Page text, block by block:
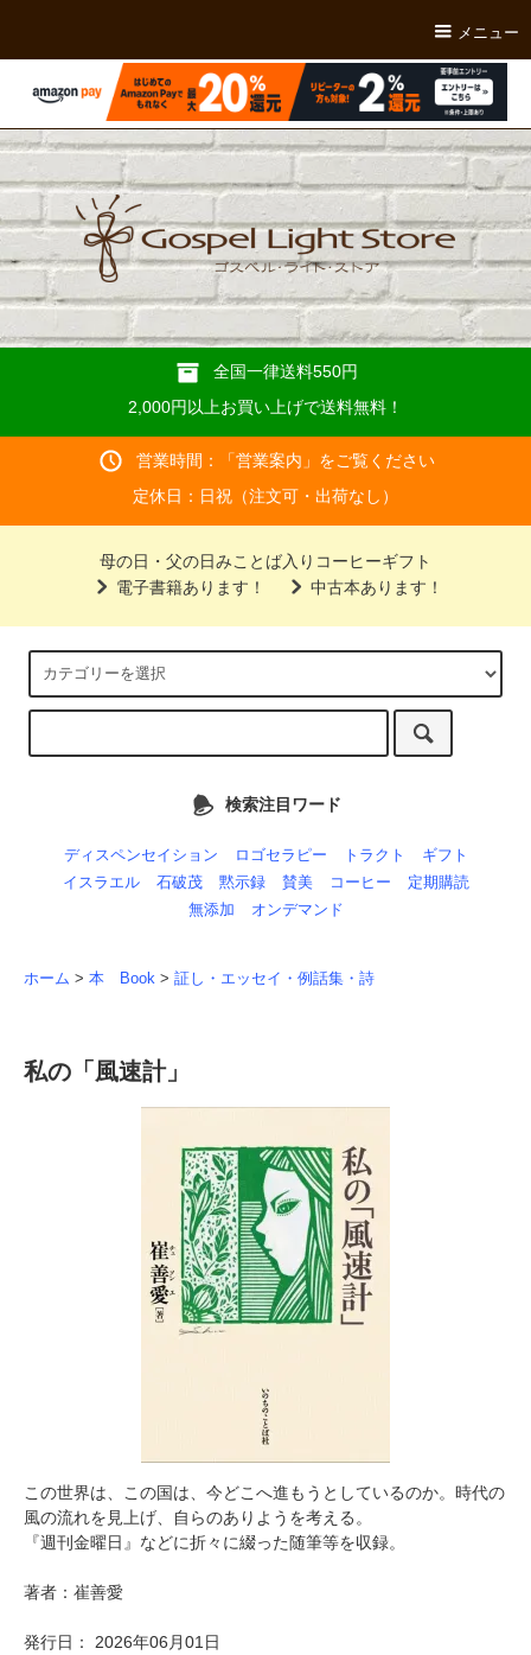
メニュー
全国一律送料550円
2,000円以上お買い上げで送料無料！
営業時間：「営業案内 」をご覧ください
定休日：日祝（注文可・出荷なし）
母の日・父の日みことば入りコーヒーギフト
電子書籍あります！
中古本あります！
検索注目ワード
ディスペンセイション ロゴセラピー トラクト
ギフト
イスラエル
石破茂 黙示録 賛美 コーヒー
定期購読
無添加
オンデマンド
ホーム > 本 Book > 証し・エッセイ・例話集・詩
私の「風速計」
この世界は、この国は、今どこへ進もうとしているのか。時代の
風の流れを見上げ、自らのありようを考える。
『週刊金曜日』などに折々に綴った随筆等を収録。
著者：崔善愛
発行日： 2026年06月01日